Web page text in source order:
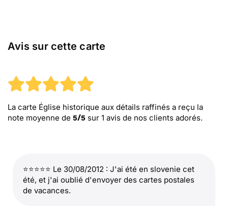
Avis sur cette carte
La carte Église historique aux détails raffinés a reçu la
note moyenne de 5/5 sur 1 avis de nos clients adorés.
⭐⭐⭐⭐⭐ Le 30/08/2012 : J'ai été en slovenie cet
été, et j'ai oublié d'envoyer des cartes postales
de vacances.